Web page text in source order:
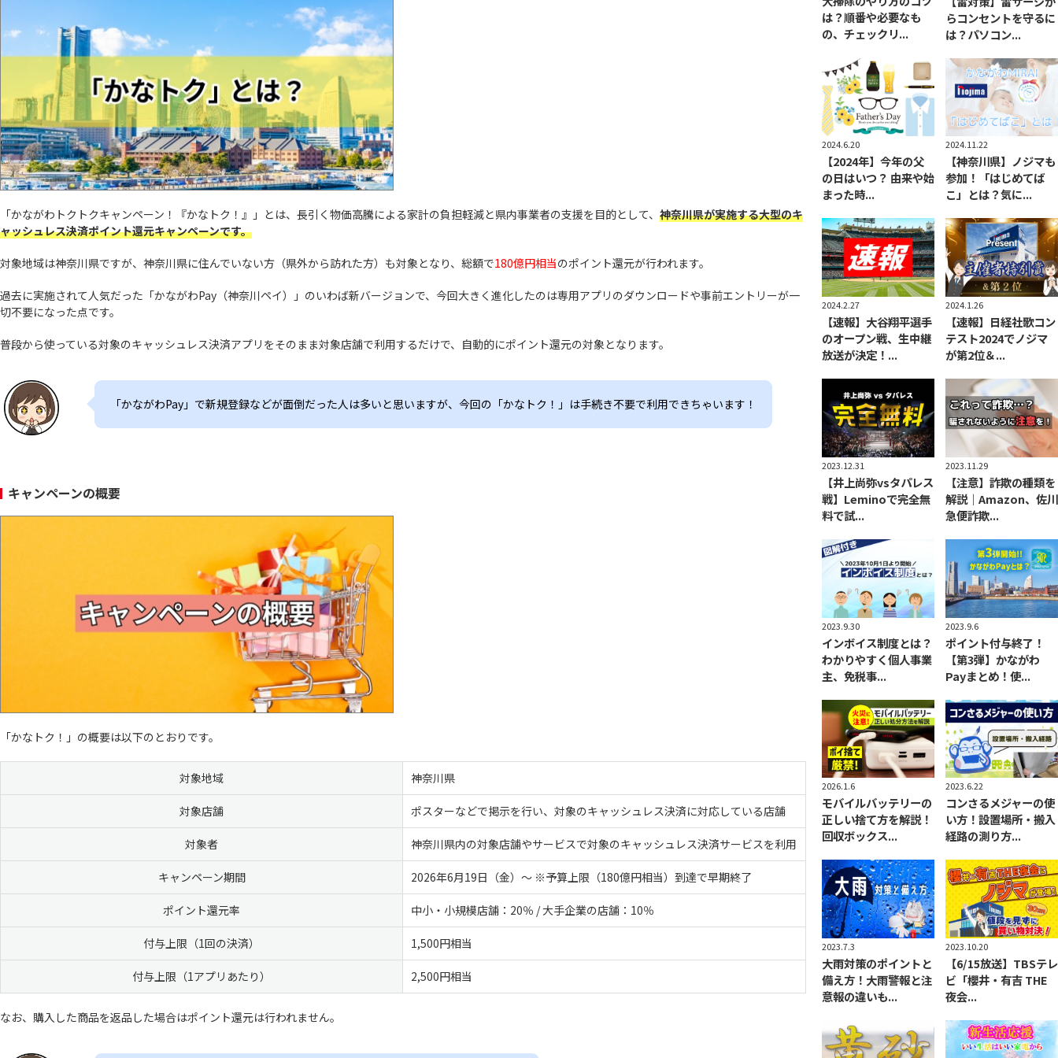
「かながわトクトクキャンペーン！『かなトク！』」とは、長引く物価高騰による家計の負担軽減と県内事業者の支援を目的として、 神奈川県が実施する大型のキ
ャッシュレス決済ポイント還元キャンペーンです。
対象地域は神奈川県ですが、神奈川県に住んでいない方（県外から訪れた方）も対象となり、総額で180億円相当のポイント還元が行われます。
過去に実施されて人気だった「かながわPay（神奈川ペイ）」のいわば新バージョンで、今回大きく進化したのは専用アプリのダウンロードや事前エントリーが一
切不要になった点です。
普段から使っている対象のキャッシュレス決済アプリをそのまま対象店舗で利用するだけで、自動的にポイント還元の対象となります。
「かながわPay」で新規登録などが面倒だった人は多いと思いますが、今回の「かなトク！」は手続き不要で利用できちゃいます！
キャンペーンの概要
「かなトク！」の概要は以下のとおりです。
対象地域 神奈川県
対象店舗 ポスターなどで掲示を行い、対象のキャッシュレス決済に対応している店舗
対象者 神奈川県内の対象店舗やサービスで対象のキャッシュレス決済サービスを利用
キャンペーン期間 2026年6月19日（金）〜 ※予算上限（180億円相当）到達で早期終了
ポイント還元率 中小・小規模店舗：20％ / 大手企業の店舗：10％
付与上限（1回の決済） 1,500円相当
付与上限（1アプリあたり） 2,500円相当
なお、購入した商品を返品した場合はポイント還元は行われません。
は？順番や必要なも
の、チェックリ...
らコンセントを守るに
は？パソコン...
2024.6.20
【2024年】今年の父
の日はいつ？ 由来や始
まった時...
2024.11.22
【神奈川県】ノジマも
参加！「はじめてば
こ」とは？気に...
2024.2.27
【速報】大谷翔平選手
のオープン戦、生中継
放送が決定！...
2024.1.26
【速報】日経社歌コン
テスト2024でノジマ
が第2位＆...
2023.12.31
【井上尚弥vsタパレス
戦】Leminoで完全無
料で試...
2023.11.29
【注意】詐欺の種類を
解説｜Amazon、佐川
急便詐欺...
2023.9.30
インボイス制度とは？
わかりやすく個人事業
主、免税事...
2023.9.6
ポイント付与終了！
【第3弾】かながわ
Payまとめ！使...
2026.1.6
モバイルバッテリーの
正しい捨て方を解説！
回収ボックス...
2023.6.22
コンさるメジャーの使
い方！設置場所・搬入
経路の測り方...
2023.7.3
大雨対策のポイントと
備え方！大雨警報と注
意報の違いも...
2023.10.20
【6/15放送】TBSテレ
ビ「櫻井・有吉 THE
夜会...